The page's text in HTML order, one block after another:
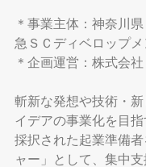
＊事業主体：神奈川
急ＳＣディベロップメ
＊企画運営：株式会
斬新な発想や技術・
イデアの事業化を目指
採択された起業準備
ャー」として、集中支